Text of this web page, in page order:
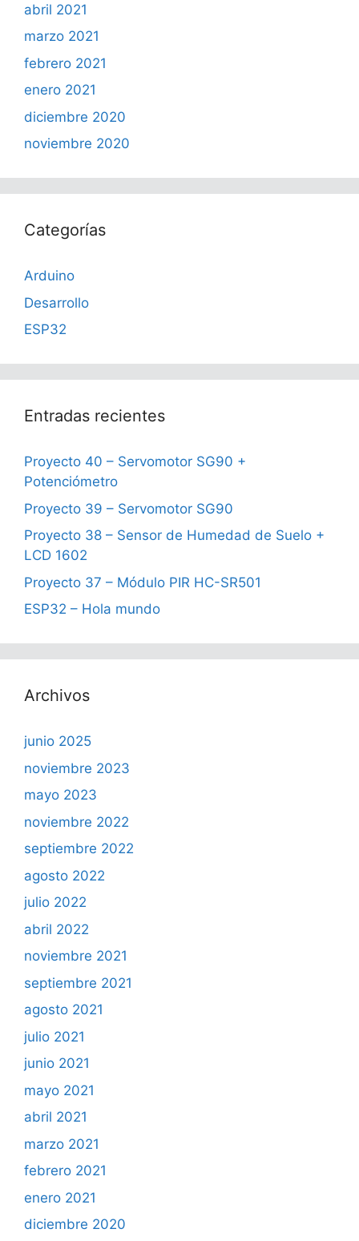
abril 2021
marzo 2021
febrero 2021
enero 2021
diciembre 2020
noviembre 2020
Categorías
Arduino
Desarrollo
ESP32
Entradas recientes
Proyecto 40 – Servomotor SG90 +
Potenciómetro
Proyecto 39 – Servomotor SG90
Proyecto 38 – Sensor de Humedad de Suelo +
LCD 1602
Proyecto 37 – Módulo PIR HC-SR501
ESP32 – Hola mundo
Archivos
junio 2025
noviembre 2023
mayo 2023
noviembre 2022
septiembre 2022
agosto 2022
julio 2022
abril 2022
noviembre 2021
septiembre 2021
agosto 2021
julio 2021
junio 2021
mayo 2021
abril 2021
marzo 2021
febrero 2021
enero 2021
diciembre 2020